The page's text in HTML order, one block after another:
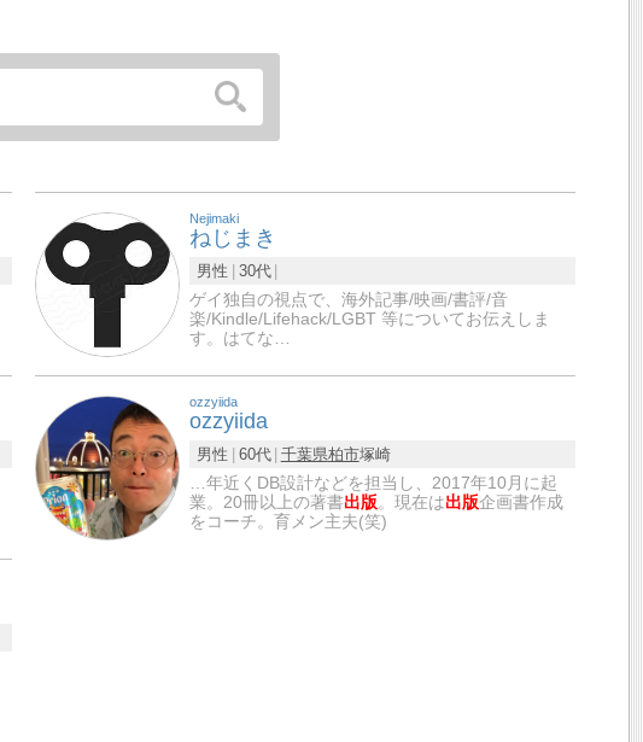
Nejimaki
ねじまき
男性
30代
ゲイ独自の視点で、海外記事/映画/書評/音
楽/Kindle/Lifehack/LGBT 等についてお伝えしま
す。はてな…
ozzyiida
ozzyiida
男性 60代 千葉県柏市塚崎
…年近くDB設計などを担当し、2017年10月に起
業。20冊以上の著書出版 。現在は出版企画書作成
をコーチ。育メン主夫(笑)